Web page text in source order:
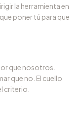
la herramienta en
poner tú para que
que nosotros.
que no. El cuello
criterio.